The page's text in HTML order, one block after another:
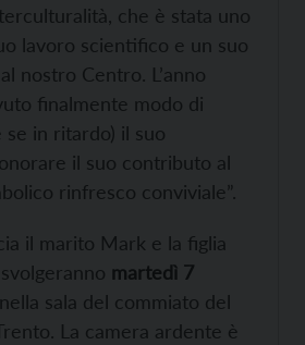
che è stata uno
lavoro scientifico e un suo
nostro Centro. L’anno
finalmente modo di
se in ritardo) il suo
il suo contributo al
rinfresco conviviale”.
il marito Mark e la figlia
martedì 7
sala del commiato del
La camera ardente è